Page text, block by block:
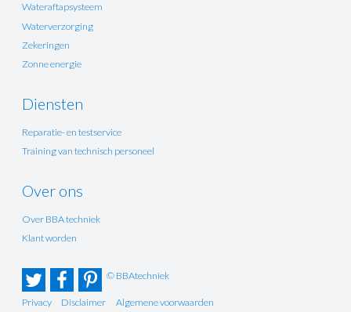
Wateraftapsysteem
Waterverzorging
Zekeringen
Zonne energie
Diensten
Reparatie- en testservice
Training van technisch personeel
Over ons
Over BBA techniek
Klant worden
© BBAtechniek
Privacy Disclaimer Algemene voorwaarden